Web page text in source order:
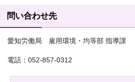
問い合わせ先
愛知労働局 雇用環境・均等部 指導課
電話：052-857-0312